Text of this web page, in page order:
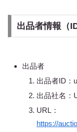
出品者情報（
出品者
出品者ID：
出品社名：
URL：
https://